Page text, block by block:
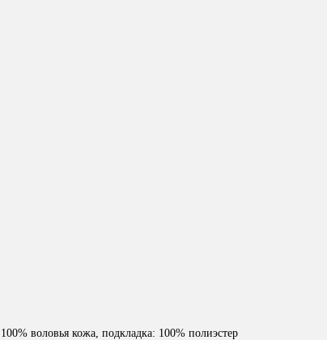
воловья кожа, подкладка: 100% полиэстер